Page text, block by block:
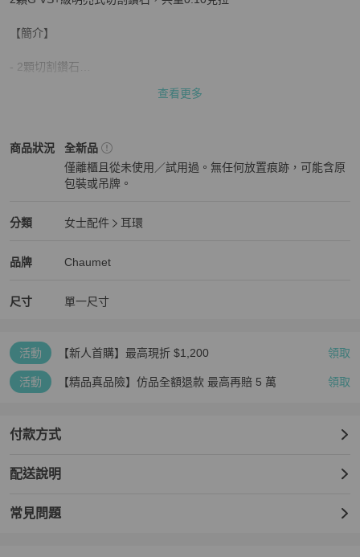
【簡介】
- 2顆切割鑽石
【材質】18K玫瑰金、鑽石
查看更多
商品狀況
Chaumet 女士配件 商品狀態與細節
全新品
僅離櫃且從未使用／試用過。無任何放置痕跡，可能含原
包裝或吊牌。
分類
Chaumet 女士配件分類資訊
女士配件
耳環
品牌
Chaumet 精品女士配件
Chaumet
Chaumet 推薦清單
尺寸 單一尺寸
活動 【新人首購】最高現折 $1,200 領取
活動 【精品真品險】仿品全額退款 最高再賠 5 萬 領取
付款方式
配送說明
常見問題